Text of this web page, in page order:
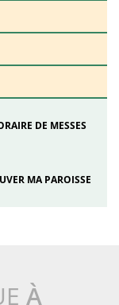
DE MESSES
MA PAROISSE
À